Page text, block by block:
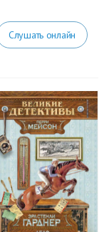
Слушать онлайн